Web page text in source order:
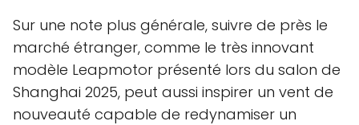
Sur une note plus générale, suivre de près le
marché étranger, comme le très innovant
modèle Leapmotor présenté lors du salon de
Shanghai 2025, peut aussi inspirer un vent de
nouveauté capable de redynamiser un